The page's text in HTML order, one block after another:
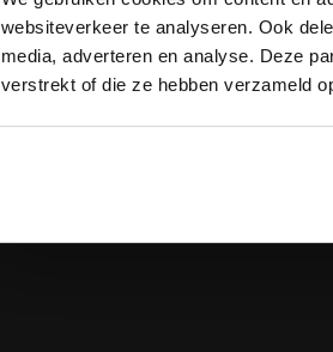
websiteverkeer te analyseren. Ook
media, adverteren en analyse. Deze
verstrekt of die ze hebben verzameld